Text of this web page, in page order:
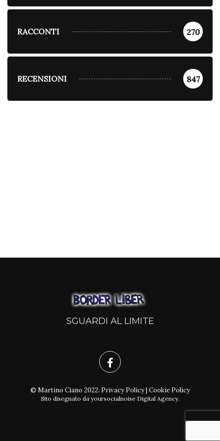
RACCONTI 270
RECENSIONI 847
SGUARDI AL LIMITE
© Martino Ciano 2022. Privacy Policy| Cookie Policy
Sito disegnato da yoursocialnoise Digital Agency.